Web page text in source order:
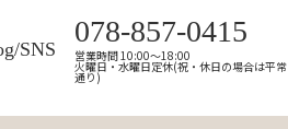
SNS
078-857-0415
営業時間 10:00～18:00
火曜日・水曜日定休(祝・休日の場合は平常
通り)